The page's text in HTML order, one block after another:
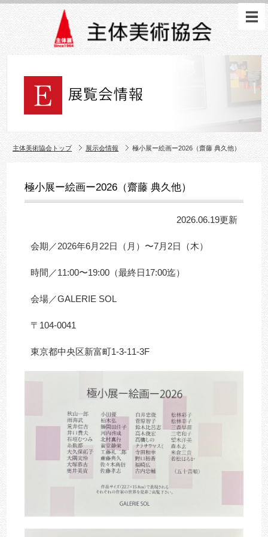
主体美術協会トップ 展示会情報 極小展ー絵画ー2026（齋藤 典久他）
極小展ー絵画ー2026（齋藤 典久他）
2026.06.19更新
会期／2026年6月22日（月）〜7月2日（木）
時間／11:00〜19:00（最終日17:00迄）
会場／GALERIE SOL
〒104-0041
東京都中央区新富町1-3-11-3F